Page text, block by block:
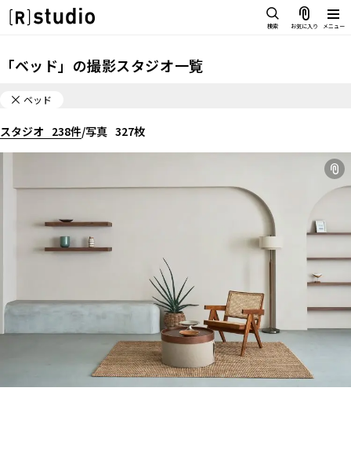
検索 お気に入り メニュー
IMAGE
雰囲気で探したい
部屋ごとに写真で見比べたい
VARIATION
ひとつのスタジオであれもこれも
LOCATION
カフェやオフィスなどロケシーンも
SIZE&PRICE
ALL FILTER
すべての選択肢からスタジオを探す
スタジオを探す
雰囲気で探したい
VARIATION
カフェやオフィスなどロケシーンも
SIZE&PRICE
広さと利用料金で探す
ALL FILTER
すべての選択肢からスタジオを探す
スタジオ一覧
マップから探す
お気に入り
「ベッド」の撮影スタジオ一覧
ベッド
スタジオ 238件/写真 327枚